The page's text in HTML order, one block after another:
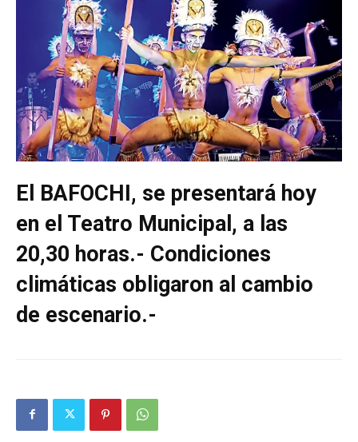
El BAFOCHI, se presentará hoy
en el Teatro Municipal, a las
20,30 horas.- Condiciones
climáticas obligaron al cambio
de escenario.-